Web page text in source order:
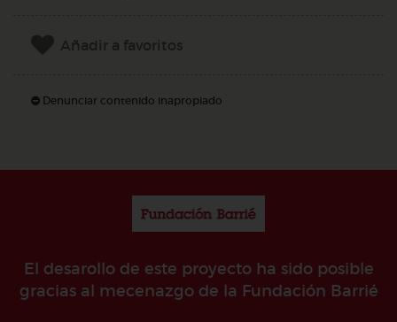
Añadir a favoritos
Denunciar contenido inapropiado
El desarollo de este proyecto ha sido posible
gracias al mecenazgo de la Fundación Barrié